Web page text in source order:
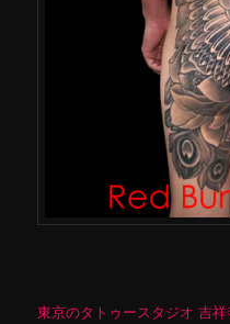
東京のタトゥースタジオ 吉